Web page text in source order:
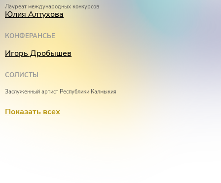
Лауреат международных конкурсов
Юлия Алтухова
КОНФЕРАНСЬЕ
Игорь Дробышев
СОЛИСТЫ
Заслуженный артист Республики Калмыкия
Дипломант международных конкурсов
Элеонора Кипренская
Показать всех